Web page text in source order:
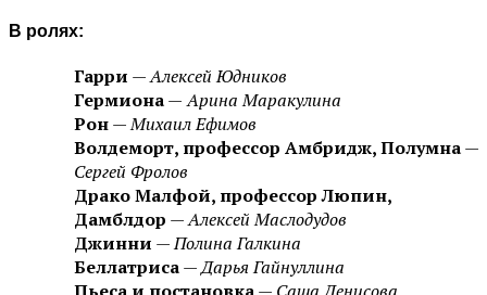
В ролях:
Гарри —Алексей Юдников
Гермиона—Арина Маракулина
Рон—Михаил Ефимов
Волдеморт, профессор Амбридж, Полумна—
Сергей Фролов
Драко Малфой, профессор Люпин,
Дамблдор —Алексей Маслодудов
Джинни —Полина Галкина
Беллатриса—Дарья Гайнуллина